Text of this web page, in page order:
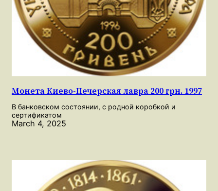
Монета Киево-Печерская лавра 200 грн. 1997
В банковском состоянии, с родной коробкой и
сертификатом
March 4, 2025